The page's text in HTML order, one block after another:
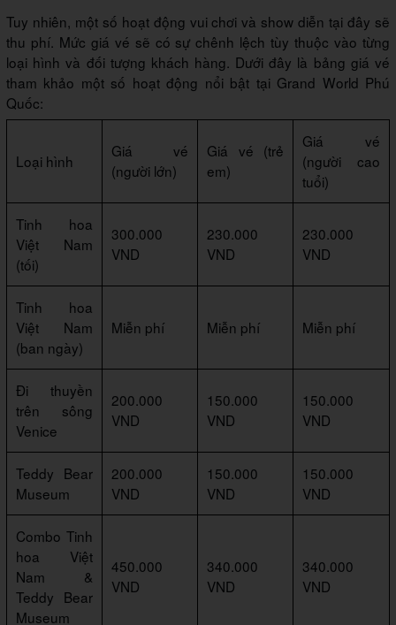
Tuy nhiên, một số hoạt động vui chơi và show diễn tại đây sẽ
thu phí. Mức giá vé sẽ có sự chênh lệch tùy thuộc vào từng
loại hình và đối tượng khách hàng. Dưới đây là bảng giá vé
tham khảo một số hoạt động nổi bật tại Grand World Phú
Quốc:
Loại hình
Giá vé
(người lớn)
Giá vé (trẻ
em)
Giá vé
(người cao
tuổi)
Tinh hoa
Việt Nam
(tối)
300.000
VND
230.000
VND
230.000
VND
Tinh hoa
Việt Nam
(ban ngày)
Miễn phí Miễn phí Miễn phí
Đi thuyền
trên sông
Venice
200.000
VND
150.000
VND
150.000
VND
Teddy Bear
Museum
200.000
VND
150.000
VND
150.000
VND
Combo Tinh
hoa Việt
Nam &
Teddy Bear
Museum
450.000
VND
340.000
VND
340.000
VND